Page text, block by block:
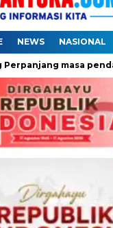
NEWS NASIONAL
masa